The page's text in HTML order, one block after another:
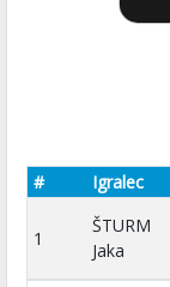
# Igralec
1
ŠTURM
Jaka